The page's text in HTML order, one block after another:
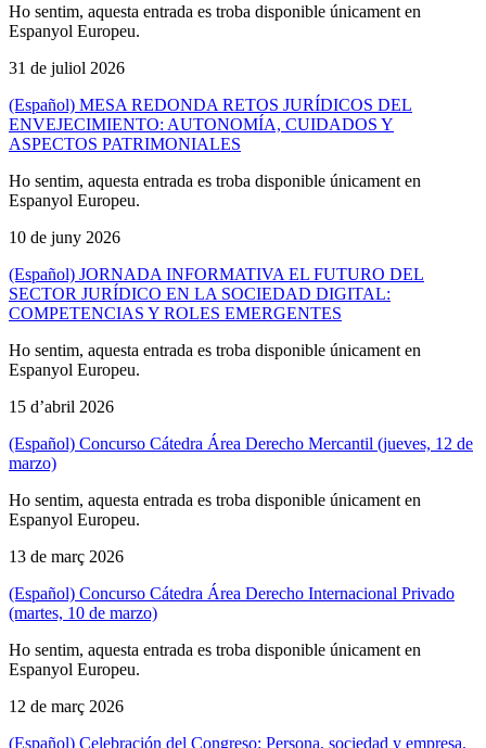
Ho sentim, aquesta entrada es troba disponible únicament en
Espanyol Europeu.
31 de juliol 2026
(Español) MESA REDONDA RETOS JURÍDICOS DEL
ENVEJECIMIENTO: AUTONOMÍA, CUIDADOS Y
ASPECTOS PATRIMONIALES
Ho sentim, aquesta entrada es troba disponible únicament en
Espanyol Europeu.
10 de juny 2026
(Español) JORNADA INFORMATIVA EL FUTURO DEL
SECTOR JURÍDICO EN LA SOCIEDAD DIGITAL:
COMPETENCIAS Y ROLES EMERGENTES
Ho sentim, aquesta entrada es troba disponible únicament en
Espanyol Europeu.
15 d’abril 2026
(Español) Concurso Cátedra Área Derecho Mercantil (jueves, 12 de
marzo)
Ho sentim, aquesta entrada es troba disponible únicament en
Espanyol Europeu.
13 de març 2026
(Español) Concurso Cátedra Área Derecho Internacional Privado
(martes, 10 de marzo)
Ho sentim, aquesta entrada es troba disponible únicament en
Espanyol Europeu.
12 de març 2026
(Español) Celebración del Congreso: Persona, sociedad y empresa.